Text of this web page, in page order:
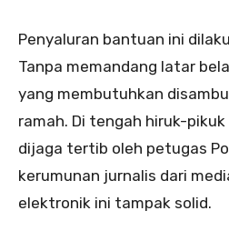
Penyaluran bantuan ini
Tanpa memandang latar
yang membutuhkan
ramah. Di tengah hiruk-
dijaga tertib oleh petugas
kerumunan jurnalis dari
elektronik ini tampak solid.